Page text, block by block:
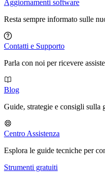
Aggiornamenti software
Resta sempre informato sulle
Contatti e Supporto
Parla con noi per ricevere
Blog
Guide, strategie e consigli sulla
Centro Assistenza
Esplora le guide tecniche per
Strumenti gratuiti